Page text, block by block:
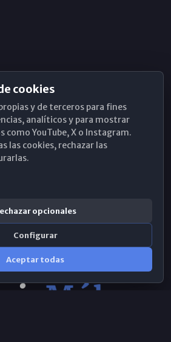
cookies
y de terceros para fines
analíticos y para mostrar
YouTube, X o Instagram.
las cookies, rechazar las
opcionales
Configurar
Aceptar todas